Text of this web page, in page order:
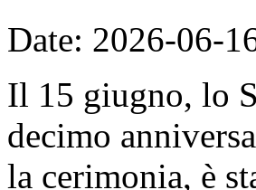
Date: 2026-06-
Il 15 giugno, lo
decimo
la cerimonia, è